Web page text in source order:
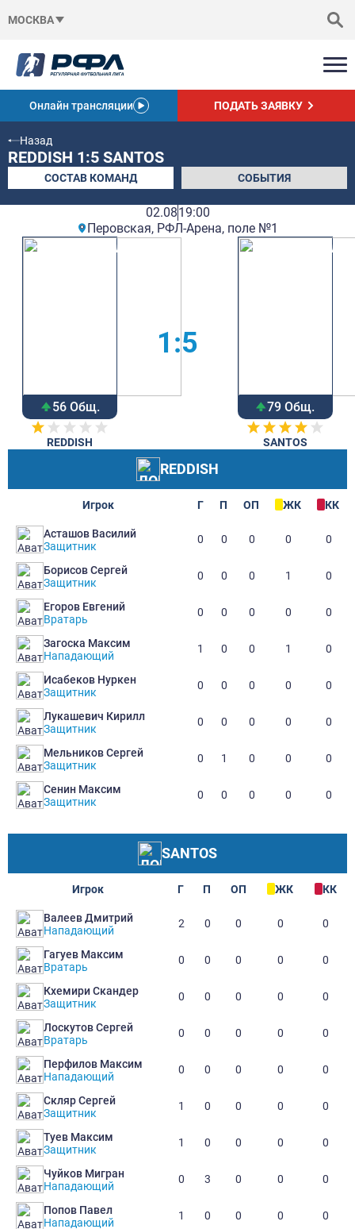
МОСКВА
Онлайн трансляции ПОДАТЬ ЗАЯВКУ
Назад
REDDISH 1:5 SANTOS
СОСТАВ КОМАНД СОБЫТИЯ
02.0819:00
Перовская, РФЛ-Арена, поле №1
56 Общ.
REDDISH
1:5
79 Общ.
SANTOS
REDDISH
Игрок Г П ОП ЖК КК
Асташов Василий
Защитник
0 0 0 0 0
Борисов Сергей
Защитник
0 0 0 1 0
Егоров Евгений
Вратарь
0 0 0 0 0
Загоска Максим
Нападающий
1 0 0 1 0
Исабеков Нуркен
Защитник
0 0 0 0 0
Лукашевич Кирилл
Защитник
0 0 0 0 0
Мельников Сергей
Защитник
0 1 0 0 0
Сенин Максим
Защитник
0 0 0 0 0
SANTOS
Игрок Г П ОП ЖК КК
Валеев Дмитрий
Нападающий
2 0 0 0 0
Гагуев Максим
Вратарь
0 0 0 0 0
Кхемири Скандер
Защитник
0 0 0 0 0
Лоскутов Сергей
Вратарь
0 0 0 0 0
Перфилов Максим
Нападающий
0 0 0 0 0
Скляр Сергей
Защитник
1 0 0 0 0
Туев Максим
Защитник
1 0 0 0 0
Чуйков Мигран
Нападающий
0 3 0 0 0
Попов Павел
Нападающий
1 0 0 0 0